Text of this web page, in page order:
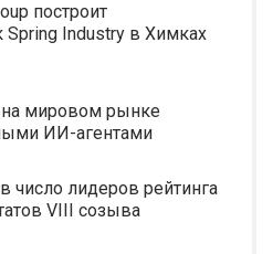
построит
Spring Industry в Химках
мировом рынке
ИИ-агентами
число лидеров рейтинга
VIII созыва